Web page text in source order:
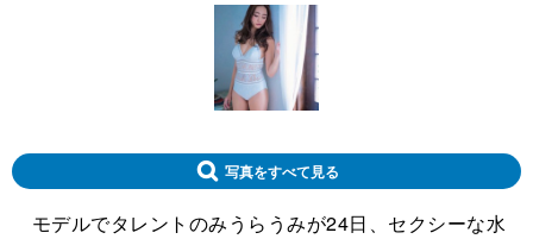
写真をすべて見る
モデルでタレントのみうらうみが24日、セクシーな水